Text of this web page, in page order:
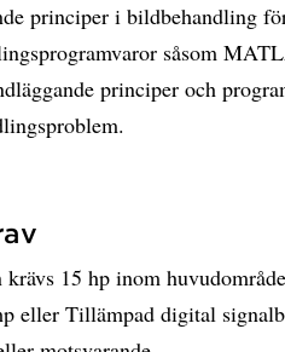
principer i bildbehandling
såsom
principer och
15 hp inom
eller Tillämpad digital